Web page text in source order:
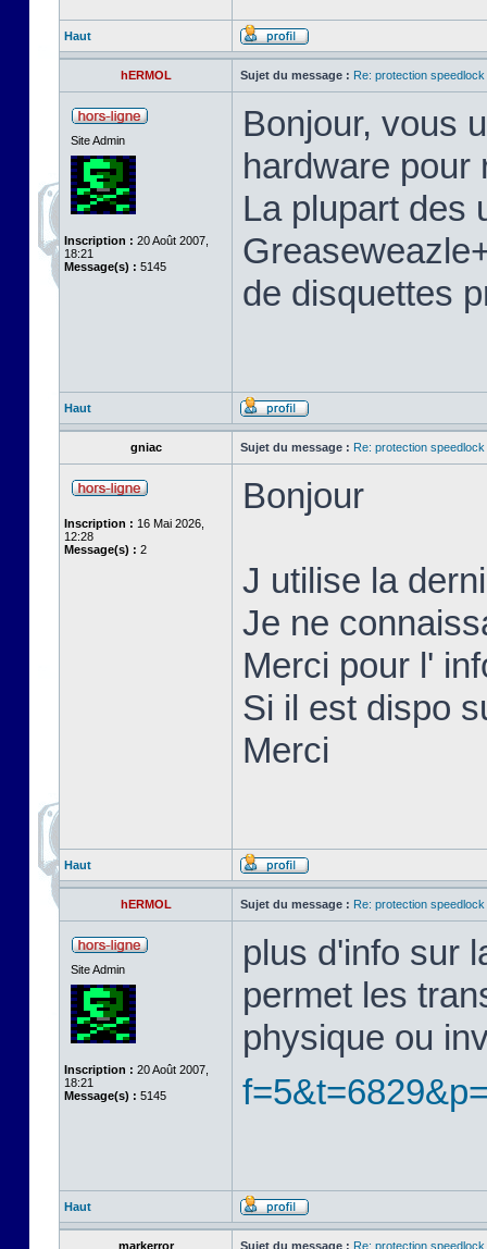
Haut
hERMOL Sujet du message : Re: protection
Site Admin
Inscription : 20 Août 2007,
18:21
Message(s) : 5145
Bonjour, vous
hardware pour
La plupart des
de disquettes
Haut
gniac Sujet du message : Re: protection
Inscription : 16 Mai 2026,
12:28
Message(s) : 2
Bonjour
J utilise la
Je ne
Merci pour l'
Si il est dispo
Merci
Haut
hERMOL Sujet du message : Re: protection
Site Admin
Inscription : 20 Août 2007,
18:21
Message(s) : 5145
plus d'info sur
permet les
physique ou
Haut
markerror Sujet du message : Re: protection